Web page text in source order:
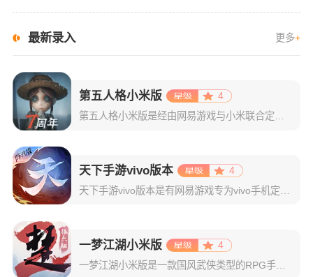
最新录入 更多+
第五人格小米版
4
天下手游vivo版本
4
一梦江湖小米版
4